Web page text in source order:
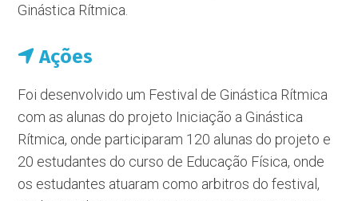
Ginástica Rítmica.
Ações
Foi desenvolvido um Festival de Ginástica Rítmica
com as alunas do projeto Iniciação a Ginástica
Rítmica, onde participaram 120 alunas do projeto e
20 estudantes do curso de Educação Física, onde
os estudantes atuaram como arbitros do festival,